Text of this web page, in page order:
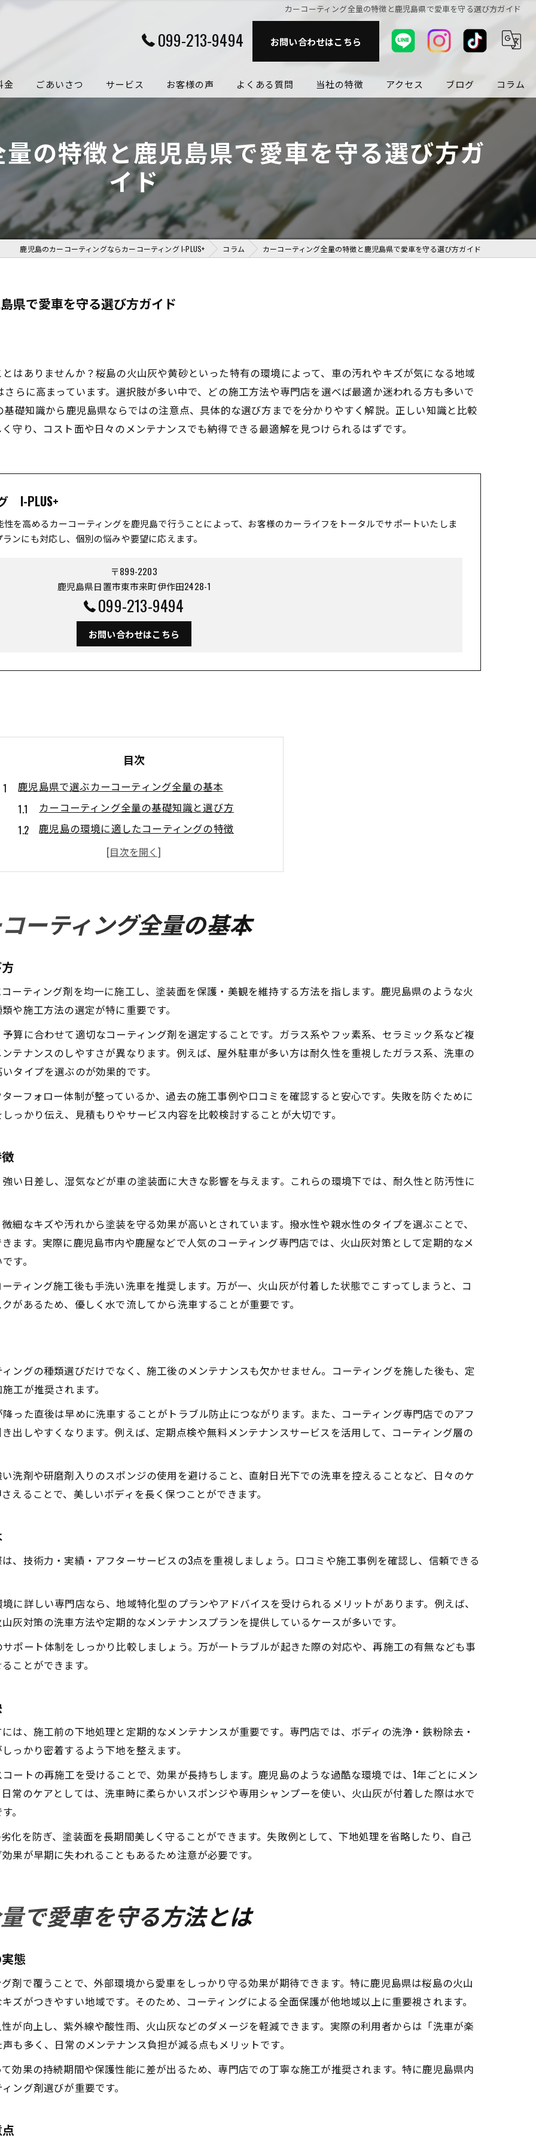
カーコーティング全量の特徴と鹿児島県で愛車を守る選び方ガイド
099-213-9494 お問い合わせはこちら
金 ごあいさつ サービス お客様の声 よくある質問 当社の特徴
カスタム
持ちが良い
アクセス ブログ コラム
の特徴と鹿児島県で愛車を守る選び方ガ
イド
鹿児島のカーコーティングならカーコーティング I-PLUS+ コラム カーコーティング全量の特徴と鹿児島県で愛車を守る選び方ガイド
県で愛車を守る選び方ガイド
はありませんか？桜島の火山灰や黄砂といった特有の環境によって、車の汚れやキズが気になる地域
らに高まっています。選択肢が多い中で、どの施工方法や専門店を選べば最適か迷われる方も多いで
礎知識から鹿児島県ならではの注意点、具体的な選び方までを分かりやすく解説。正しい知識と比較
守り、コスト面や日々のメンテナンスでも納得できる最適解を見つけられるはずです。
I-PLUS+
を高めるカーコーティングを鹿児島で行うことによって、お客様のカーライフをトータルでサポートいたしま
ンにも対応し、個別の悩みや要望に応えます。
〒899-2203
鹿児島県日置市東市来町伊作田2428-1
099-213-9494
お問い合わせはこちら
目次
鹿児島県で選ぶカーコーティング全量の基本
カーコーティング全量の基礎知識と選び方
鹿児島の環境に適したコーティングの特徴
愛車の美観を守るためのポイント解説
鹿児島で失敗しない施工店の選び方とは
カーコーティング全量で愛車を守る方法とは
全量コーティングで得られる保護効果の実態
カーコーティングで長持ちする秘訣を伝授
鹿児島で選ばれる施工方法の特徴を解説
火山灰対策に有効なカーコーティングの実力
火山灰から愛車を守るコーティング選び
鹿児島の火山灰対策に最適なコーティング法
カーコーティング全量が火山灰に強い理由
火山灰被害を減らす洗車とメンテナンス術
全量カーコーティングで叶う美観維持のコツ
カーコーティングで愛車寿命を延ばす秘策
全量施工が他と違うメリットを徹底解説
メンテナンス性重視のコーティング選び方ガイド
メンテナンスが簡単なカーコーティングの選び方
手洗い洗車に適したコーティングの特徴とは
長期間美しさを保つためのメンテナンス術
価格と効果を比較するカーコーティング全量の魅力
カーコーティング全量の価格帯と効果の違い
鹿児島でおすすめのコーティング比較法
価格だけで選ばない賢いコーティング選び
ーティング全量の基本
ーティング剤を均一に施工し、塗装面を保護・美観を維持する方法を指します。鹿児島県のような火
や施工方法の選定が特に重要です。
算に合わせて適切なコーティング剤を選定することです。ガラス系やフッ素系、セラミック系など複
テナンスのしやすさが異なります。例えば、屋外駐車が多い方は耐久性を重視したガラス系、洗車の
タイプを選ぶのが効果的です。
ーフォロー体制が整っているか、過去の施工事例や口コミを確認すると安心です。失敗を防ぐために
っかり伝え、見積もりやサービス内容を比較検討することが大切です。
い日差し、湿気などが車の塗装面に大きな影響を与えます。これらの環境下では、耐久性と防汚性に
細なキズや汚れから塗装を守る効果が高いとされています。撥水性や親水性のタイプを選ぶことで、
ます。実際に鹿児島市内や鹿屋などで人気のコーティング専門店では、火山灰対策として定期的なメ
す。
ティング施工後も手洗い洗車を推奨します。万が一、火山灰が付着した状態でこすってしまうと、コ
があるため、優しく水で流してから洗車することが重要です。
ングの種類選びだけでなく、施工後のメンテナンスも欠かせません。コーティングを施した後も、定
工が推奨されます。
った直後は早めに洗車することがトラブル防止につながります。また、コーティング専門店でのアフ
出しやすくなります。例えば、定期点検や無料メンテナンスサービスを活用して、コーティング層の
洗剤や研磨剤入りのスポンジの使用を避けること、直射日光下での洗車を控えることなど、日々のケ
えることで、美しいボディを長く保つことができます。
、技術力・実績・アフターサービスの3点を重視しましょう。口コミや施工事例を確認し、信頼できる
に詳しい専門店なら、地域特化型のプランやアドバイスを受けられるメリットがあります。例えば、
灰対策の洗車方法や定期的なメンテナンスプランを提供しているケースが多いです。
ポート体制をしっかり比較しましょう。万が一トラブルが起きた際の対応や、再施工の有無なども事
ことができます。
は、施工前の下地処理と定期的なメンテナンスが重要です。専門店では、ボディの洗浄・鉄粉除去・
っかり密着するよう下地を整えます。
ートの再施工を受けることで、効果が長持ちします。鹿児島のような過酷な環境では、1年ごとにメン
常のケアとしては、洗車時に柔らかいスポンジや専用シャンプーを使い、火山灰が付着した際は水で
。
化を防ぎ、塗装面を長期間美しく守ることができます。失敗例として、下地処理を省略したり、自己
果が早期に失われることもあるため注意が必要です。
で愛車を守る方法とは
態
剤で覆うことで、外部環境から愛車をしっかり守る効果が期待できます。特に鹿児島県は桜島の火山
ズがつきやすい地域です。そのため、コーティングによる全面保護が他地域以上に重要視されます。
が向上し、紫外線や酸性雨、火山灰などのダメージを軽減できます。実際の利用者からは「洗車が楽
も多く、日常のメンテナンス負担が減る点もメリットです。
効果の持続期間や保護性能に差が出るため、専門店での丁寧な施工が推奨されます。特に鹿児島県内
ング剤選びが重要です。